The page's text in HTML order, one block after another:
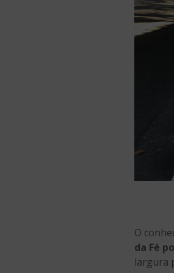
O
da Fé
largura